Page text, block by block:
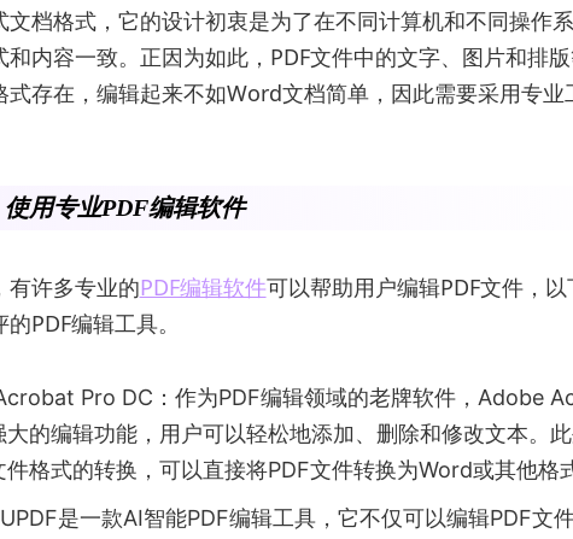
文档格式，它的设计初衷是为了在不同计算机和不同操作
和内容一致。正因为如此，PDF文件中的文字、图片和排
式存在，编辑起来不如Word文档简单，因此需要采用专业
用专业PDF编辑软件
有许多专业的PDF编辑软件可以帮助用户编辑PDF文件，
PDF编辑工具。
Pro DC：作为PDF编辑领域的老牌软件，Adobe
大的编辑功能，用户可以轻松地添加、删除和修改文本。
格式的转换，可以直接将PDF文件转换为Word或其他格
是一款AI智能PDF编辑工具，它不仅可以编辑PDF文